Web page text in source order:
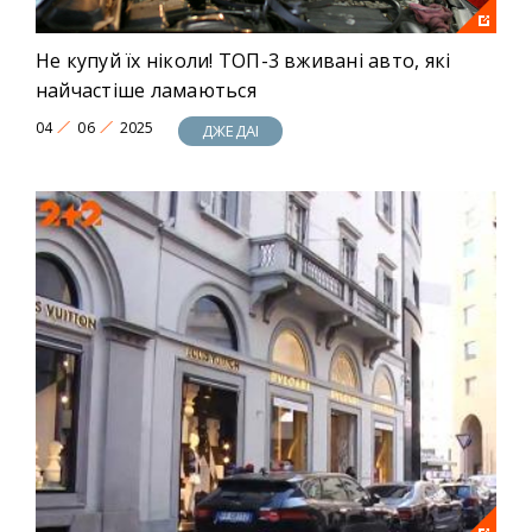
Не купуй їх ніколи! ТОП-3 вживані авто, які
найчастіше ламаються
04 06 2025 ДЖЕДАІ